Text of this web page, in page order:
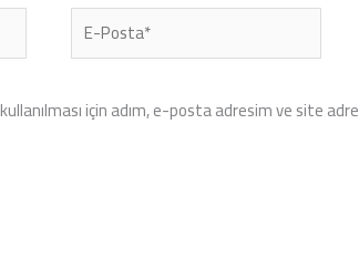
E-
Posta*
için adım, e-posta adresim ve site